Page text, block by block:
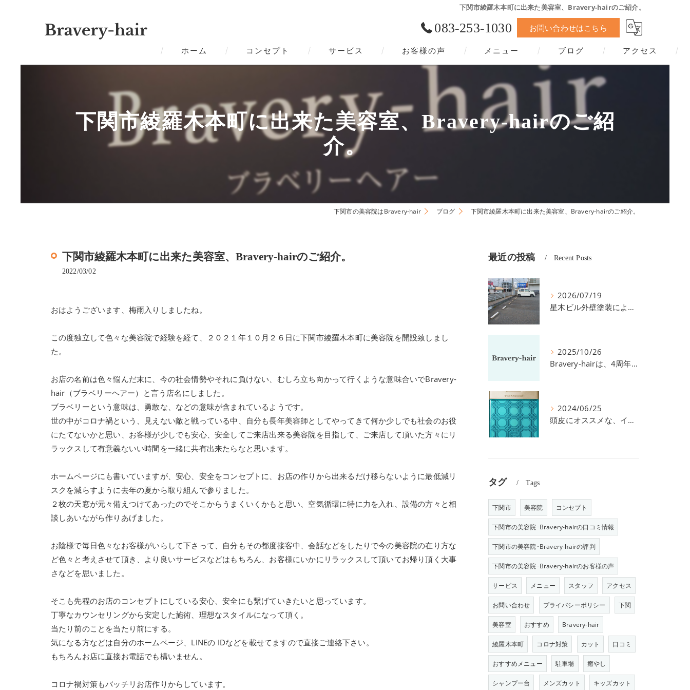
下関市綾羅木本町に出来た美容室、Bravery-hairのご紹介。
083-253-1030 お問い合わせはこちら
ホーム コンセプト
下関市の美容院･Bravery-hairの評判
下関市の美容院･Bravery-hairのお客様の声
サービス お客様の声 メニュー ブログ アクセス
下関市綾羅木本町に出来た美容室、Bravery-hairのご紹
介。
下関市の美容院はBravery-hair ブログ 下関市綾羅木本町に出来た美容室、Bravery-hairのご紹介。
下関市綾羅木本町に出来た美容室、Bravery-hairのご紹介。
2022/03/02
おはようございます、梅雨入りしましたね。
この度独立して色々な美容院で経験を経て、２０２１年１０月２６日に下関市綾羅木本町に美容院を開設致しまし
た。
お店の名前は色々悩んだ末に、今の社会情勢やそれに負けない、むしろ立ち向かって行くような意味合いでBravery-
hair（ブラベリーヘアー）と言う店名にしました。
ブラベリーという意味は、勇敢な、などの意味が含まれているようです。
世の中がコロナ禍という、見えない敵と戦っている中、自分も長年美容師としてやってきて何か少しでも社会のお役
にたてないかと思い、お客様が少しでも安心、安全してご来店出来る美容院を目指して、ご来店して頂いた方々にリ
ラックスして有意義ないい時間を一緒に共有出来たらなと思います。
ホームページにも書いていますが、安心、安全をコンセプトに、お店の作りから出来るだけ移らないように最低減リ
スクを減らすように去年の夏から取り組んで参りました。
２枚の天窓が元々備えつけてあったのでそこからうまくいくかもと思い、空気循環に特に力を入れ、設備の方々と相
談しあいながら作りあげました。
お陰様で毎日色々なお客様がいらして下さって、自分もその都度接客中、会話などをしたりで今の美容院の在り方な
ど色々と考えさせて頂き、より良いサービスなどはもちろん、お客様にいかにリラックスして頂いてお帰り頂く大事
さなどを思いました。
そこも先程のお店のコンセプトにしている安心、安全にも繋げていきたいと思っています。
丁寧なカウンセリングから安定した施術、理想なスタイルになって頂く。
当たり前のことを当たり前にする。
気になる方などは自分のホームページ、LINEの IDなどを載せてますので直接ご連絡下さい。
もちろんお店に直接お電話でも構いません。
コロナ禍対策もバッチリお店作りからしています。
最近の投稿 Recent Posts
2026/07/19
星木ビル外壁塗装による、駐車場の件につきまして。
2025/10/26
Bravery-hairは、4周年を迎えました！
2024/06/25
頭皮にオススメな、イイスタンダードのスカルプ系シャンプー＆トリートメントです！
タグ Tags
下関市 美容院 コンセプト
下関市の美容院･Bravery-hairの口コミ情報
下関市の美容院･Bravery-hairの評判
下関市の美容院･Bravery-hairのお客様の声
サービス メニュー スタッフ アクセス
お問い合わせ プライバシーポリシー 下関
美容室 おすすめ Bravery-hair
綾羅木本町 コロナ対策 カット 口コミ
おすすめメニュー 駐車場 癒やし
シャンプー台 メンズカット キッズカット